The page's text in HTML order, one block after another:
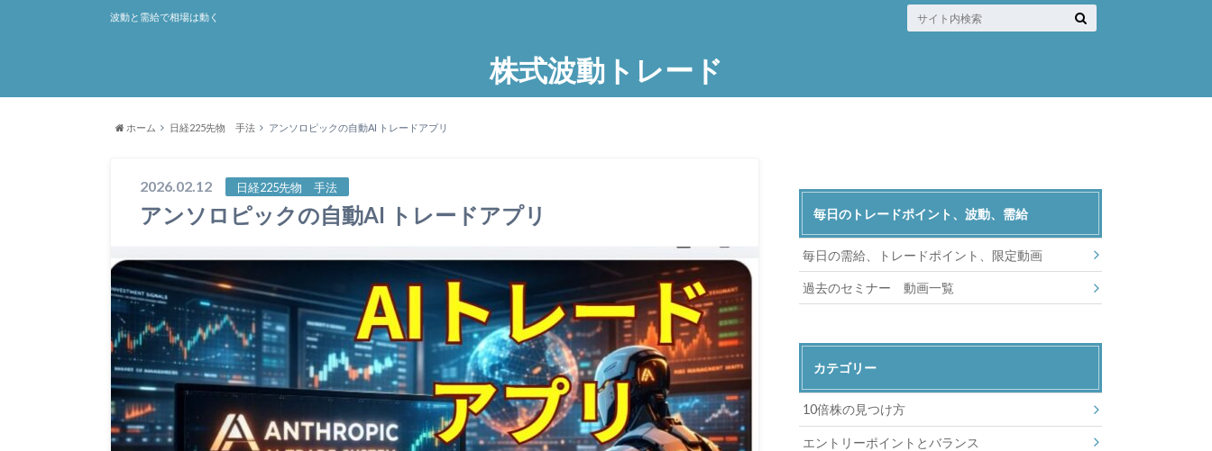
株式波動トレード
波動と需給で相場は動く
ホーム 日経225先物 手法 アンソロピックの自動AI トレードアプリ
2026.02.12 日経225先物 手法
アンソロピックの自動AI トレードアプリ 毎日のトレードポイント、波動、需給
毎日の需給、トレードポイント、限定動画
過去のセミナー 動画一覧
カテゴリー
10倍株の見つけ方
エントリーポイントとバランス